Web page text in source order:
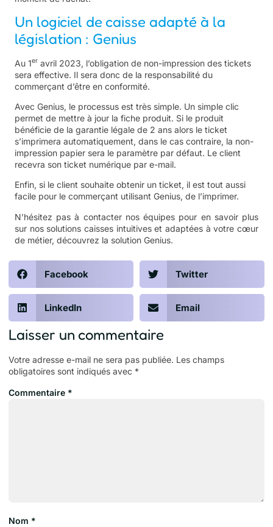
Un logiciel de caisse adapté à la
législation : Genius
Au 1er avril 2023, l’obligation de non-impression des tickets
sera effective. Il sera donc de la responsabilité du
commerçant d’être en conformité.
Avec Genius, le processus est très simple. Un simple clic
permet de mettre à jour la fiche produit. Si le produit
bénéficie de la garantie légale de 2 ans alors le ticket
s’imprimera automatiquement, dans le cas contraire, la non-
impression papier sera le paramètre par défaut. Le client
recevra son ticket numérique par e-mail.
Enfin, si le client souhaite obtenir un ticket, il est tout aussi
facile pour le commerçant utilisant Genius, de l’imprimer.
N’hésitez pas à contacter nos équipes pour en savoir plus
sur nos solutions caisses intuitives et adaptées à votre cœur
de métier, découvrez la solution Genius.
Facebook Twitter
LinkedIn Email
Laisser un commentaire
Votre adresse e-mail ne sera pas publiée. Les champs
obligatoires sont indiqués avec *
Commentaire *
Nom *